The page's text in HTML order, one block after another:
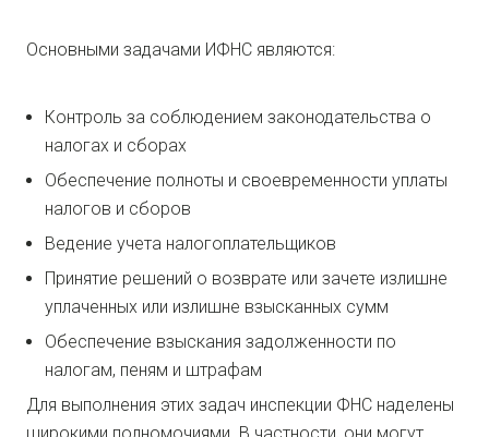
Основными задачами ИФНС являются:
Контроль за соблюдением законодательства о
налогах и сборах
Обеспечение полноты и своевременности уплаты
налогов и сборов
Ведение учета налогоплательщиков
Принятие решений о возврате или зачете излишне
уплаченных или излишне взысканных сумм
Обеспечение взыскания задолженности по
налогам, пеням и штрафам
Для выполнения этих задач инспекции ФНС наделены